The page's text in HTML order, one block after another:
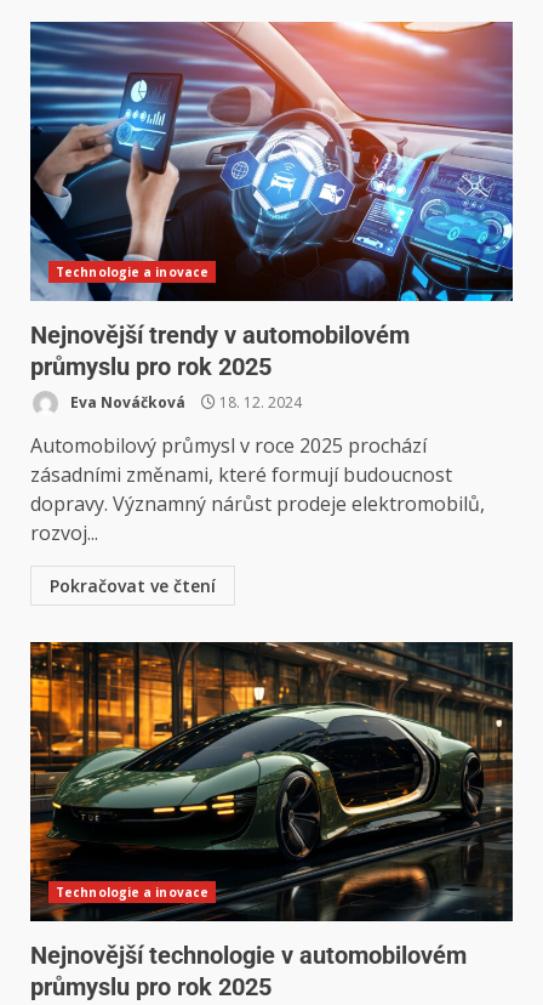
Technologie a inovace
Nejnovější trendy v automobilovém
průmyslu pro rok 2025
Eva Nováčková 18. 12. 2024
Automobilový průmysl v roce 2025 prochází
zásadními změnami, které formují budoucnost
dopravy. Významný nárůst prodeje elektromobilů,
rozvoj...
Pokračovat ve čtení
Technologie a inovace
Nejnovější technologie v automobilovém
průmyslu pro rok 2025